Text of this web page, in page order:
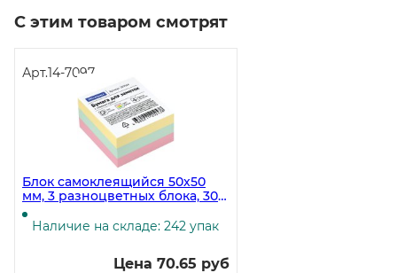
С этим товаром смотрят
Арт.14-7097
Блок самоклеящийся 50х50
мм, 3 разноцветных блока, 300
листов
Наличие на складе: 242 упак
Цена 70.65 руб